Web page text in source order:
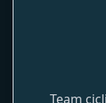
Team